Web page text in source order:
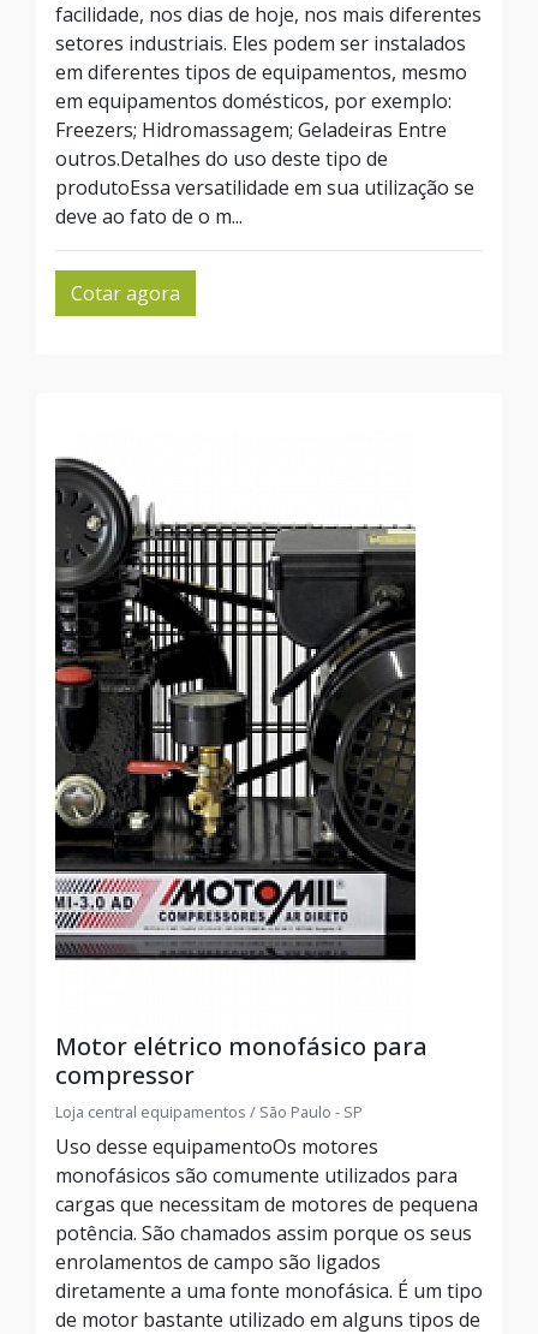
facilidade, nos dias de hoje, nos mais diferentes
setores industriais. Eles podem ser instalados
em diferentes tipos de equipamentos, mesmo
em equipamentos domésticos, por exemplo:
Freezers; Hidromassagem; Geladeiras Entre
outros.Detalhes do uso deste tipo de
produtoEssa versatilidade em sua utilização se
deve ao fato de o m...
Cotar agora
Motor elétrico monofásico para
compressor
Loja central equipamentos / São Paulo - SP
Uso desse equipamentoOs motores
monofásicos são comumente utilizados para
cargas que necessitam de motores de pequena
potência. São chamados assim porque os seus
enrolamentos de campo são ligados
diretamente a uma fonte monofásica. É um tipo
de motor bastante utilizado em alguns tipos de